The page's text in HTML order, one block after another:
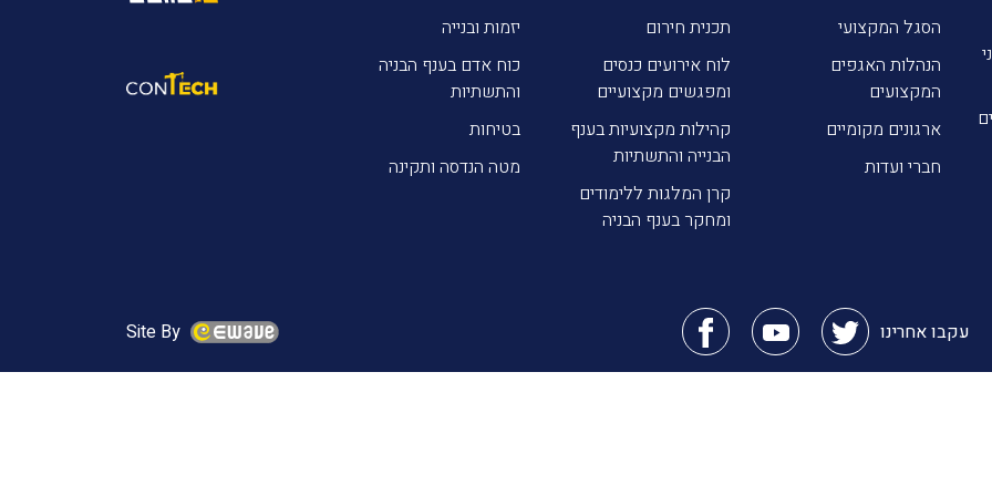
הסגל המקצועי
הנהלות האגפים
המקצועים
ארגונים מקומיים
חברי ועדות
תכנית חירום
לוח אירועים כנסים
ומפגשים מקצועיים
קהילות מקצועיות בענף
הבנייה והתשתיות
קרן המלגות ללימודים
ומחקר בענף הבניה
יזמות ובנייה
כוח אדם בענף הבניה
והתשתיות
בטיחות
מטה הנדסה ותקינה
עקבו אחרינו